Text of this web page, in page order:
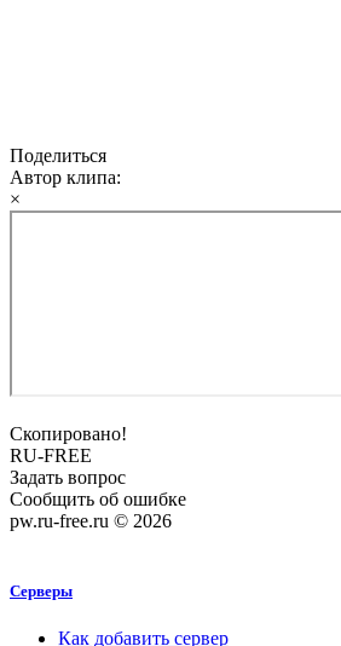
Поделиться
Автор клипа:
×
Скопировано!
RU-FREE
Задать вопрос
Сообщить об ошибке
pw.ru-free.ru © 2026
Серверы
Как добавить сервер